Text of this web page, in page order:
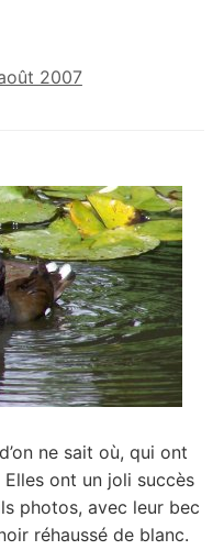
2007
ne sait où, qui ont
Elles ont un joli succès
photos, avec leur bec
réhaussé de blanc.